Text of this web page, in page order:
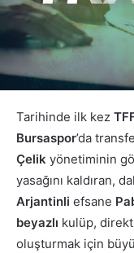
Tarihinde ilk kez
Bursaspor’da
Çelik yönetiminin
yasağını kaldıran,
Arjantinli efsane
beyazlı kulüp,
oluşturmak için